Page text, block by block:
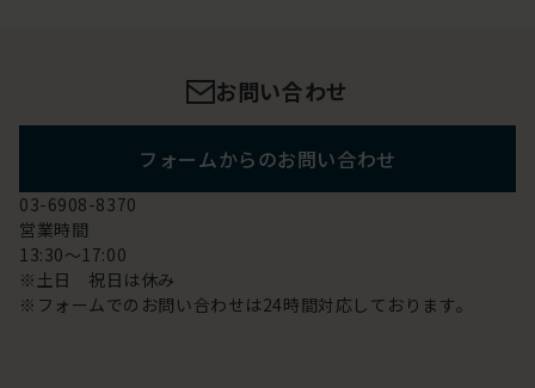
お問い合わせ
フォームからのお問い合わせ
03-6908-8370
営業時間
13:30～17:00
※土日 祝日は休み
※フォームでのお問い合わせは24時間対応しております。